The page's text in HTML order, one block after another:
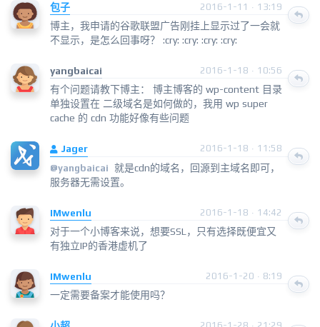
包子 2016-1-11 · 13:19
博主，我申请的谷歌联盟广告刚挂上显示过了一会就
不显示，是怎么回事呀？ :cry: :cry: :cry: :cry:
yangbaicai 2016-1-18 · 10:56
有个问题请教下博主： 博主博客的 wp-content 目录
单独设置在 二级域名是如何做的，我用 wp super
cache 的 cdn 功能好像有些问题
Jager
2016-1-18 · 11:58
@yangbaicai 就是cdn的域名，回源到主域名即可，
服务器无需设置。
IMwenlu 2016-1-18 · 14:42
对于一个小博客来说，想要SSL，只有选择既便宜又
有独立IP的香港虚机了
IMwenlu 2016-1-20 · 8:19
一定需要备案才能使用吗？